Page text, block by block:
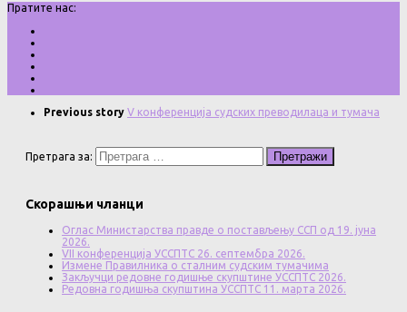
Пратите нас:
Previous story V конференција судских преводилаца и тумача
Претрага за:
Скорашњи чланци
Оглас Министарства правде о постављењу ССП од 19. јуна
2026.
VII конференција УССПТС 26. септембра 2026.
Измене Правилника о сталним судским тумачима
Закључци редовне годишње скупштине УССПТС 2026.
Редовна годишња скупштина УССПТС 11. марта 2026.